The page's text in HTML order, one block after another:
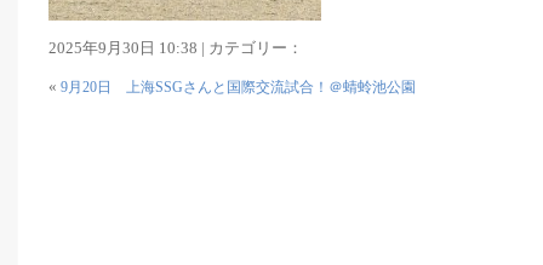
2025年9月30日 10:38 | カテゴリー：
« 9月20日 上海SSGさんと国際交流試合！＠蜻蛉池公園